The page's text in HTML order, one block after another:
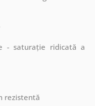
- saturație ridicată a
rezistentă